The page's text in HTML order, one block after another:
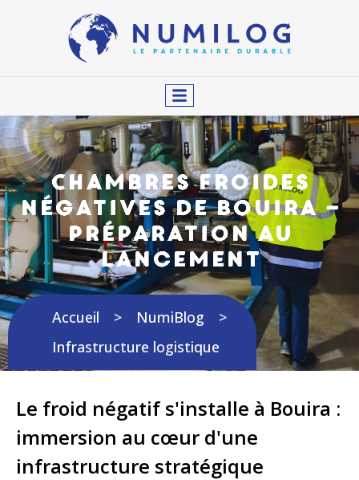
Chambres froides
négatives de Bouira –
Préparation au
lancement
Accueil
NumiBlog
Infrastructure logistique
Le froid négatif s'installe à Bouira :
immersion au cœur d'une
infrastructure stratégique